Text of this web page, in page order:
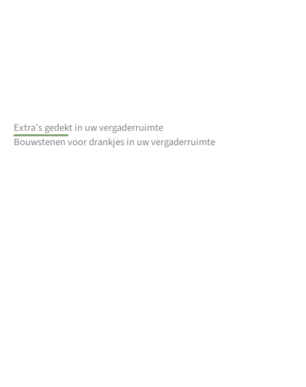
Extra’s gedekt in uw vergaderruimte
Bouwstenen voor drankjes in uw vergaderruimte